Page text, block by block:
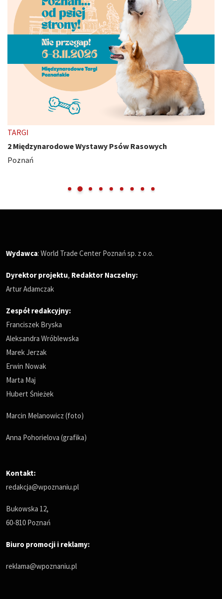
TARGI
2 Międzynarodowe Wystawy Psów Rasowych
Poznań
Wydawca: World Trade Center Poznań sp. z o.o.
Dyrektor projektu, Redaktor Naczelny:
Artur Adamczak
Zespół redakcyjny:
Franciszek Bryska
Aleksandra Wróblewska
Marek Jerzak
Erwin Nowak
Marta Maj
Hubert Śnieżek
Marcin Melanowicz (foto)
Anna Pohorielova (grafika)
Kontakt:
redakcja@wpoznaniu.pl
Bukowska 12,
60-810 Poznań
Biuro promocji i reklamy:
reklama@wpoznaniu.pl